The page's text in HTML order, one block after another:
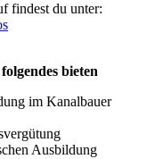
findest du unter:
bieten
im Kanalbauer
Ausbildung